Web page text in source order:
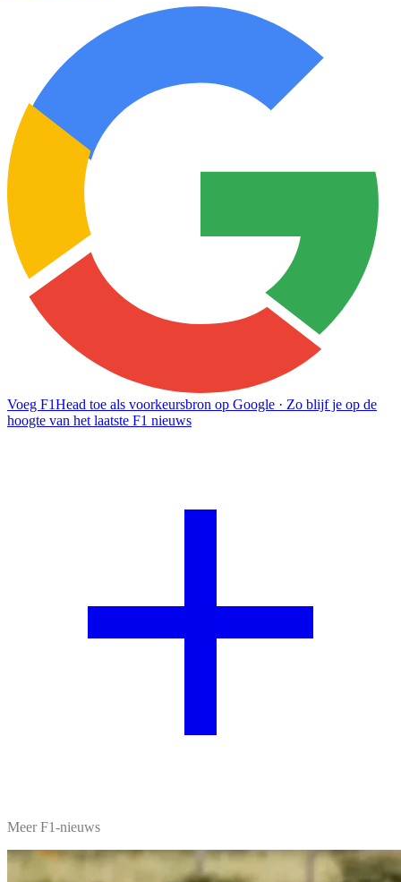
Voeg F1Head toe als voorkeursbron op Google · Zo blijf je op de
hoogte van het laatste F1 nieuws
Meer F1-nieuws